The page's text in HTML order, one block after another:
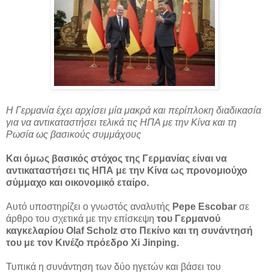
Η Γερμανία έχει αρχίσει μία μακρά και περίπλοκη διαδικασία
για να αντικαταστήσει τελικά τις ΗΠΑ με την Κίνα και τη
Ρωσία ως βασικούς συμμάχους
Και όμως βασικός στόχος της Γερμανίας είναι να
αντικαταστήσει τις ΗΠΑ με την Κίνα ως προνομιούχο
σύμμαχο και οικονομικό εταίρο.
Αυτό υποστηρίζει ο γνωστός αναλυτής Pepe Escobar σε
άρθρο του σχετικά με την επίσκεψη του Γερμανού
καγκελαρίου Olaf Scholz στο Πεκίνο και τη συνάντησή
του με τον Κινέζο πρόεδρο Xi Jinping.
Τυπικά η συνάντηση των δύο ηγετών και βάσει του